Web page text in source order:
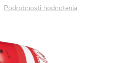
Podrobnosti hodnotenia